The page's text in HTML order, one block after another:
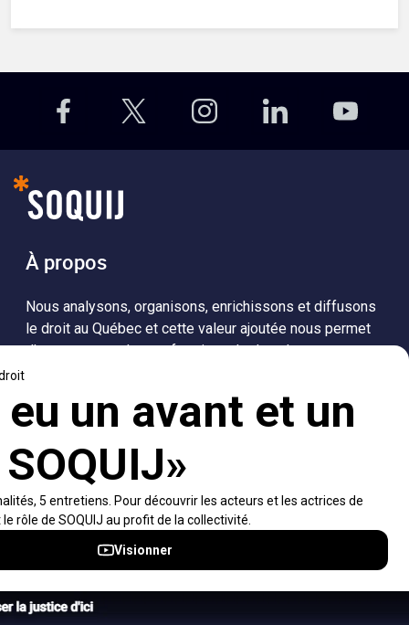
À propos
Nous analysons, organisons, enrichissons et diffusons
le droit au Québec et cette valeur ajoutée nous permet
d’accompagner les professionnels dans leurs
population dans sa compréhension du droit.
Accès rapides
À propos
Nétiquette
Notifications et fils RSS